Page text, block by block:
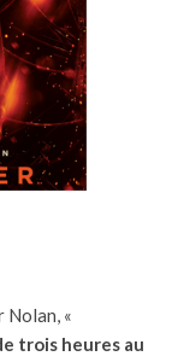
Nolan, «
trois heures au